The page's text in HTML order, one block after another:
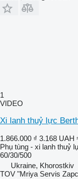
1
VIDEO
Xi lanh thuỷ lực
1.866.000 ₫ 3.168 UAH
Phụ tùng - xi lanh thuỷ
60/30/500
Ukraine, Khorostkiv
TOV "Mriya Servis